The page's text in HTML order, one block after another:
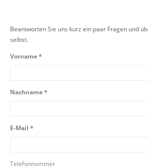
Beantworten Sie uns kurz ein paar Fragen und
selbst.
Vorname *
Nachname *
E-Mail *
Telefonnummer